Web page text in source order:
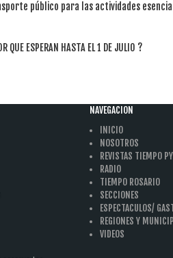
público para las actividades
QUE ESPERAN HASTA EL 1 DE JULIO ?
NAVEGACION
INICIO
NOSOTROS
REVISTAS TIEMPO
RADIO
TIEMPO ROSARIO
SECCIONES
ESPECTACULOS/
REGIONES Y
VIDEOS